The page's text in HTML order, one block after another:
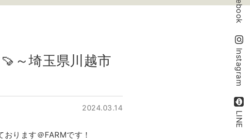
～埼玉県川越市
2024.03.14
ります＠FARMです！
Instagram
LINE